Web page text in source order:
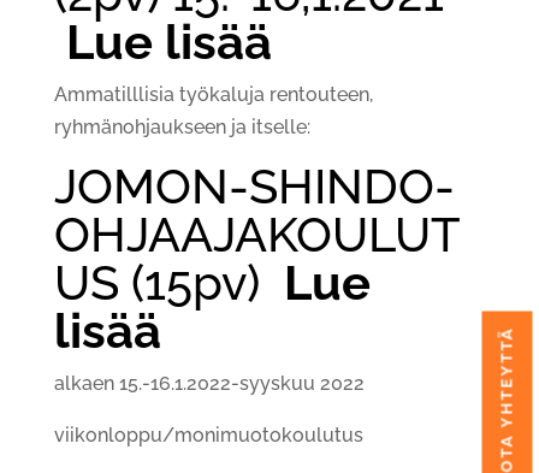
Lue lisää
Ammatilllisia työkaluja rentouteen,
ryhmänohjaukseen ja itselle:
JOMON-SHINDO-
OHJAAJAKOULUT
US (15pv) Lue
lisää
alkaen 15.-16.1.2022-syyskuu 2022
viikonloppu/monimuotokoulutus OTA YHTEYTTÄ